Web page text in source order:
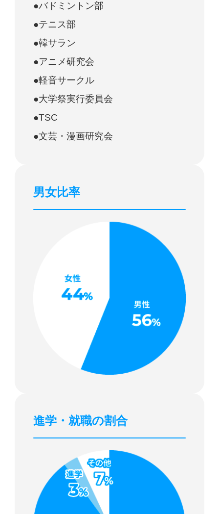
●バドミントン部
●テニス部
●韓サラン
●アニメ研究会
●軽音サークル
●大学祭実行委員会
●TSC
●文芸・漫画研究会
男女比率
進学・就職の割合